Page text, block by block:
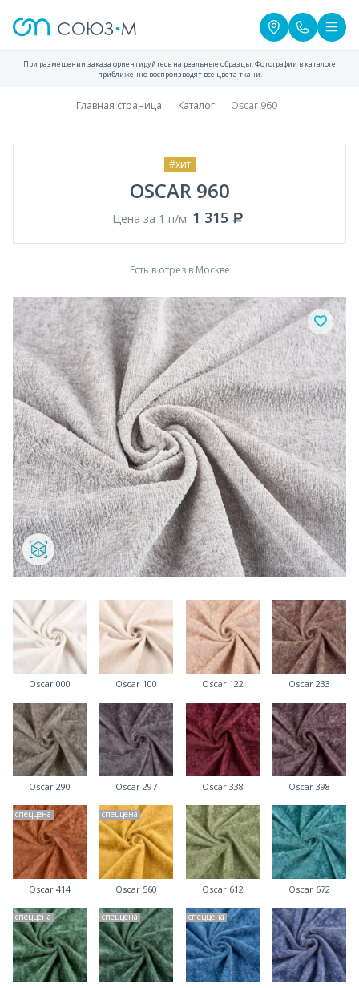
При размещении заказа ориентируйтесь на реальные образцы. Фотографии в каталоге
приближенно воспроизводят все цвета ткани.
Главная страница Каталог Oscar 960
#хит
OSCAR 960
Цена за 1 п/м: 1 315
Есть в отрез в Москве
Oscar 000 Oscar 100 Oscar 122 Oscar 233
Oscar 290 Oscar 297 Oscar 338 Oscar 398
спеццена
Oscar 414
спеццена
Oscar 560 Oscar 612 Oscar 672
спеццена спеццена спеццена